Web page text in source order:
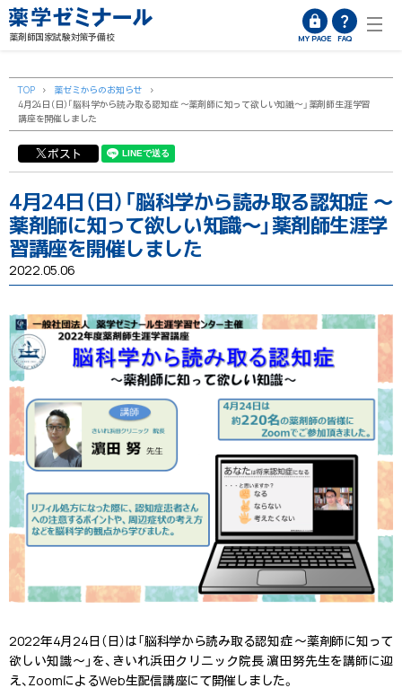
薬剤師国家試験対策予備校 FAQ
MY PAGE
TOP > 薬ゼミからのお知らせ
>
4月24日（日）「脳科学から読み取る認知症 ～薬剤師に知って欲しい知識～」薬剤師生涯学習
講座を開催しました
ポスト
4月24日（日）「脳科学から読み取る認知症 ～
薬剤師に知って欲しい知識～」薬剤師生涯学
習講座を開催しました
2022.05.06
2022年4月24日（日）は「脳科学から読み取る認知症 ～薬剤師に知って
欲しい知識～」を、きいれ浜田クリニック院長 濵田努先生を講師に迎
え、ZoomによるWeb生配信講座にて開催しました。